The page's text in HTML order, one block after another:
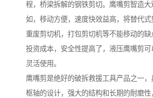
程，桥梁拆解的钢铁剪切。鹰嘴剪智造大
如，移动方便，速度快效益高，将替代式
重废剪切机，打包剪切机等不能移动的缺
投资成本，安全性提高了，液压鹰嘴剪
灵活使用。
鹰嘴剪是绝好的破拆救援工具产品之一，
枢轴的设计，强大的结构和长期的耐磨